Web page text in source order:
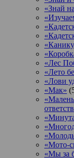
«Знай
«Лес
«Лето
«Лови
«Мак»
«Мото-
«Мы за